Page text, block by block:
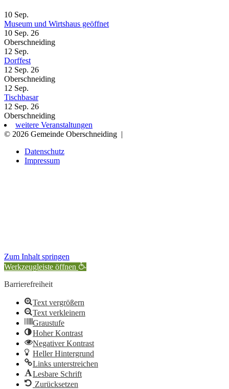
10 Sep.
Museum und Wirtshaus geöffnet
10 Sep. 26
Oberschneiding
12 Sep.
Dorffest
12 Sep. 26
Oberschneiding
12 Sep.
Tischbasar
12 Sep. 26
Oberschneiding
weitere Veranstaltungen
© 2026 Gemeinde Oberschneiding |
Datenschutz
Impressum
Zum Inhalt springen
Werkzeugleiste öffnen
Barrierefreiheit
Text vergrößern
Text verkleinern
Graustufe
Hoher Kontrast
Negativer Kontrast
Heller Hintergrund
Links unterstreichen
Lesbare Schrift
Zurücksetzen